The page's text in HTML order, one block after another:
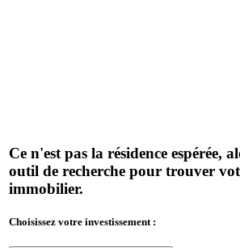
Ce n'est pas la résidence espérée,
outil de recherche pour trouver
immobilier.
Choisissez votre investissement :